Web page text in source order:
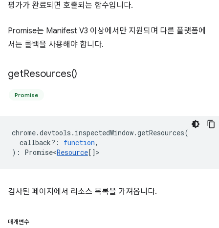
평가가 완료되면 호출되는 함수입니다.
Promise는 Manifest V3 이상에서만 지원되며 다른 플랫폼에
서는 콜백을 사용해야 합니다.
getResources()
Promise
chrome.devtools . inspectedWindow.getResources(
callback? : function,
) : Promise<Resource[] >
검사된 페이지에서 리소스 목록을 가져옵니다.
매개변수